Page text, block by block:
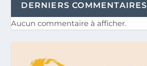
DERNIERS COMMENTAIRES
Aucun commentaire à afficher.